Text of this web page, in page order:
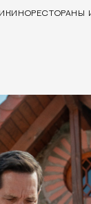
КИНОРЕСТОРАНЫ